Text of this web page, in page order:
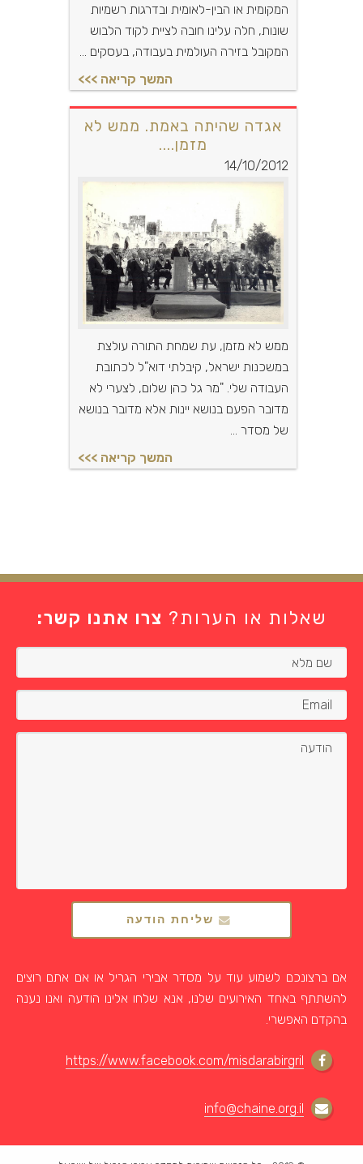
המקומית או הבין-לאומית ובדרגות רשמיות
שונות, חלה עלינו חובה לציית לקוד הלבוש
המקובל בזירה העולמית בעבודה, בעסקים ...
אגדה שהיתה באמת. ממש לא
מזמן....
14/10/2012
ממש לא מזמן, עת שמחת התורה עולצת
במשכנות ישראל, קיבלתי דוא"ל לכתובת
העבודה שלי. "מר גל כהן שלום, לצערי לא
מדובר הפעם בנושא יינות אלא מדובר בנושא
של מסדר ...
שאלות או הערות? צרו אתנו קשר:
שליחת הודעה
אם ברצונכם לשמוע עוד על מסדר אבירי הגריל או אם אתם רוצים
להשתתף באחד האירועים שלנו, אנא שלחו אלינו הודעה ואנו נענה
בהקדם האפשרי.
https://www.facebook.com/misdarabirgril
info@chaine.org.il